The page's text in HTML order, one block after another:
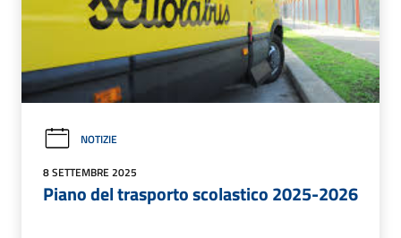
NOTIZIE
8 SETTEMBRE 2025
Piano del trasporto scolastico 2025-2026